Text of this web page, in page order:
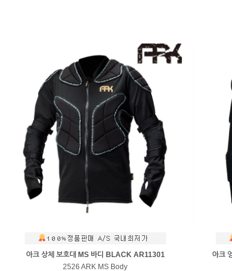
아크 상체 보호대 MS 바디 BLACK AR11301
2526 ARK MS Body
아크